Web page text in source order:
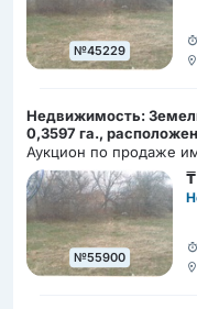
№45229
Недвижимость:
0,3597 га.,
округе Акмолинской
Аукцион по продаже
№55900